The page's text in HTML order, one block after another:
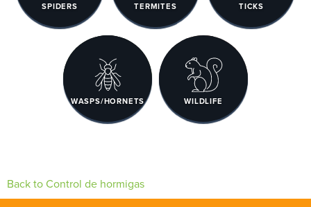
SPIDERS TERMITES TICKS
WASPS/HORNETS WILDLIFE
Back to Control de hormigas